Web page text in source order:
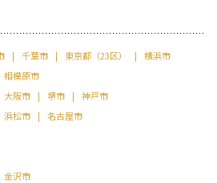
千葉市 東京都（23区）
横浜市
相模原市
大阪市 堺市 神戸市
浜松市 名古屋市
金沢市